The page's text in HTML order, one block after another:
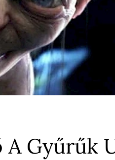
A Gyűrűk